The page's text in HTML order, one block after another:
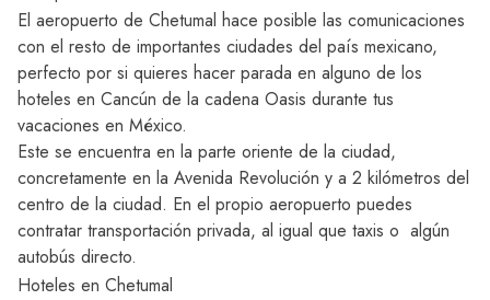
El aeropuerto de Chetumal hace posible las comunicaciones
con el resto de importantes ciudades del país mexicano,
perfecto por si quieres hacer parada en alguno de los
hoteles en Cancún de la cadena Oasis durante tus
vacaciones en México.
Este se encuentra en la parte oriente de la ciudad,
concretamente en la Avenida Revolución y a 2 kilómetros del
centro de la ciudad. En el propio aeropuerto puedes
contratar transportación privada, al igual que taxis o algún
autobús directo.
Hoteles en Chetumal